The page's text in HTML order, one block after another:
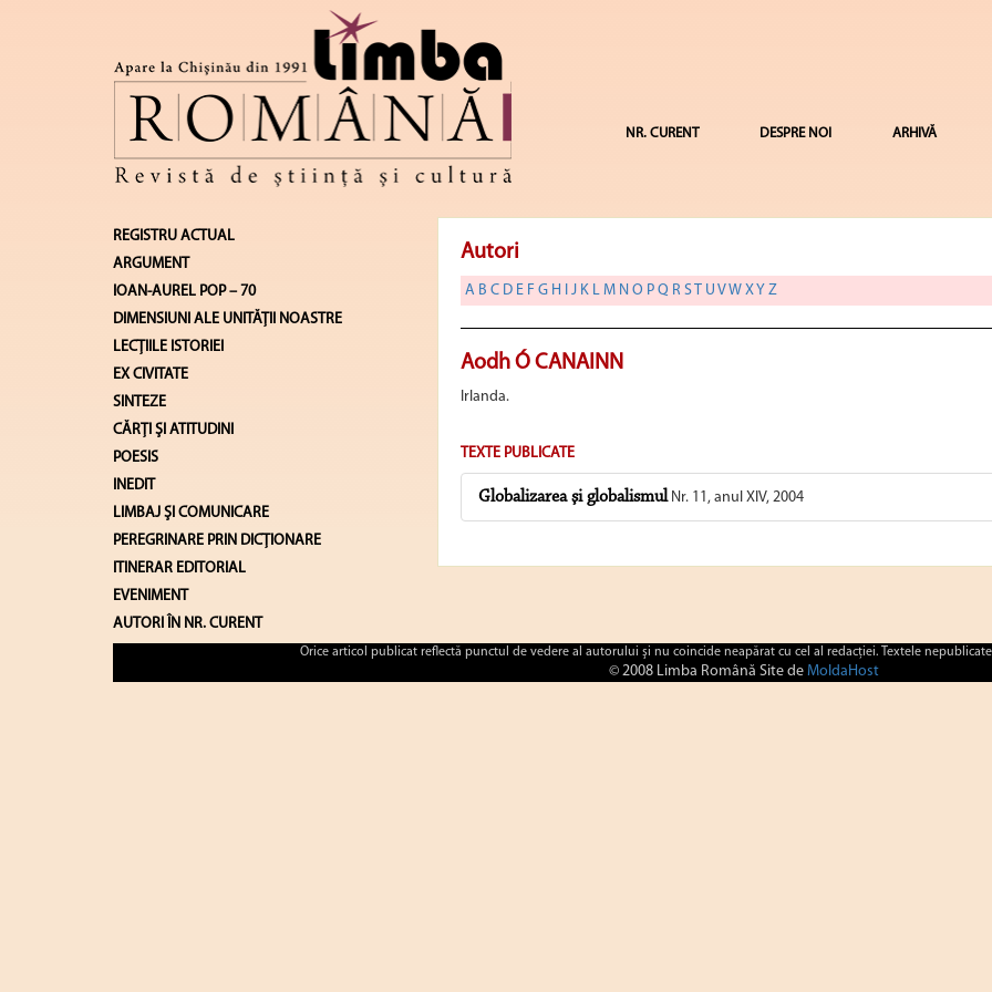
NR. CURENT DESPRE NOI ARHIVĂ
REGISTRU ACTUAL
ARGUMENT
IOAN-AUREL POP – 70
DIMENSIUNI ALE UNITĂŢII NOASTRE
LECŢIILE ISTORIEI
EX CIVITATE
SINTEZE
CĂRŢI ŞI ATITUDINI
POESIS
INEDIT
LIMBAJ ŞI COMUNICARE
PEREGRINARE PRIN DICȚIONARE
ITINERAR EDITORIAL
EVENIMENT
AUTORI ÎN NR. CURENT
Autori
A B C D E F G H J K L M N O P Q R ST U VW XY Z
Aodh Ó CANAINN
Irlanda.
TEXTE PUBLICATE
Globalizarea şi globalismulNr. 11, anul XIV, 2004
Orice articol publicat reflectă punctul de vedere al autorului şi nu coincide neapărat cu cel al redacţiei. Textele
© 2008 Limba Română Site de MoldaHost